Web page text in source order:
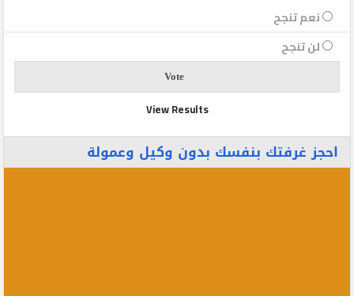
نعم تنجح
لن تنجح
View Results
احجز غرفتك بنفسك بدون وكيل وعمولة